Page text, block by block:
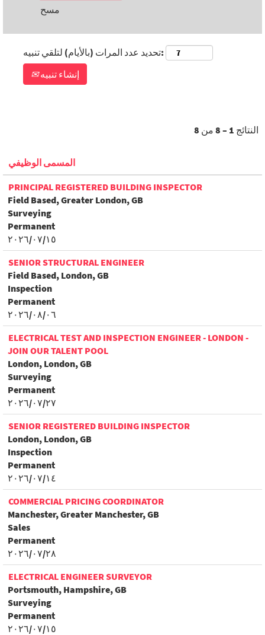
مسح
تحديد عدد المرات (بالأيام) لتلقي تنبيه:
إنشاء تنبيه
النتائج 1 – 8 من 8
المسمى الوظيفي
PRINCIPAL REGISTERED BUILDING INSPECTOR
Field Based, Greater London, GB
Surveying
Permanent
١٥‏/٠٧‏/٢٠٢٦
SENIOR STRUCTURAL ENGINEER
Field Based, London, GB
Inspection
Permanent
٠٦‏/٠٨‏/٢٠٢٦
ELECTRICAL TEST AND INSPECTION ENGINEER - LONDON -
JOIN OUR TALENT POOL
London, London, GB
Surveying
Permanent
٢٧‏/٠٧‏/٢٠٢٦
SENIOR REGISTERED BUILDING INSPECTOR
London, London, GB
Inspection
Permanent
١٤‏/٠٧‏/٢٠٢٦
COMMERCIAL PRICING COORDINATOR
Manchester, Greater Manchester, GB
Sales
Permanent
٢٨‏/٠٧‏/٢٠٢٦
ELECTRICAL ENGINEER SURVEYOR
Portsmouth, Hampshire, GB
Surveying
Permanent
١٥‏/٠٧‏/٢٠٢٦